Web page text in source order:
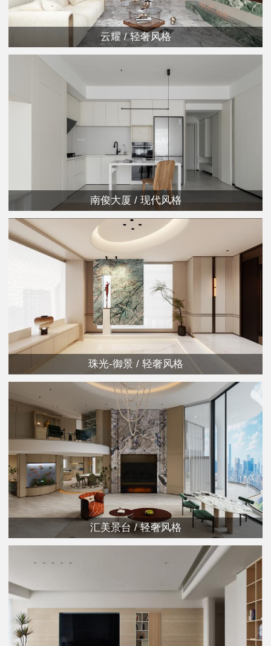
云耀 / 轻奢风格
南俊大厦 / 现代风格
珠光-御景 / 轻奢风格
汇美景台 / 轻奢风格